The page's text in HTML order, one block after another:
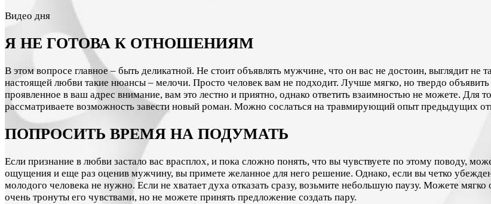
Видео дня
Я НЕ ГОТОВА К ОТНОШЕНИЯМ
В этом вопросе главное – быть деликатной. Не стоит объявлять мужчине, что он вас не достоин, выглядит не
настоящей любви такие нюансы – мелочи. Просто человек вам не подходит. Лучше мягко, но твердо
проявленное в ваш адрес внимание, вам это лестно и приятно, однако ответить взаимностью не можете. Для
рассматриваете возможность завести новый роман. Можно сослаться на травмирующий опыт предыдущих
ПОПРОСИТЬ ВРЕМЯ НА ПОДУМАТЬ
Если признание в любви застало вас врасплох, и пока сложно понять, что вы чувствуете по этому поводу,
ощущения и еще раз оценив мужчину, вы примете желанное для него решение. Однако, если вы четко
молодого человека не нужно. Если не хватает духа отказать сразу, возьмите небольшую паузу. Можете
очень тронуты его чувствами, но не можете принять предложение создать пару.